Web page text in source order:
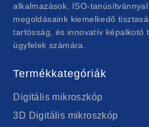
alkalmazások. ISO-
megoldásaink kiemelkedő
tartósság, és innovatív képalkotó
ügyfelek számára.
Termékkategóriák
Digitális mikroszkóp
3D Digitális mikroszkóp